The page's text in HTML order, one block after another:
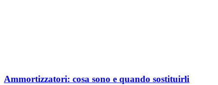
Ammortizzatori: cosa sono e quando sostituirli